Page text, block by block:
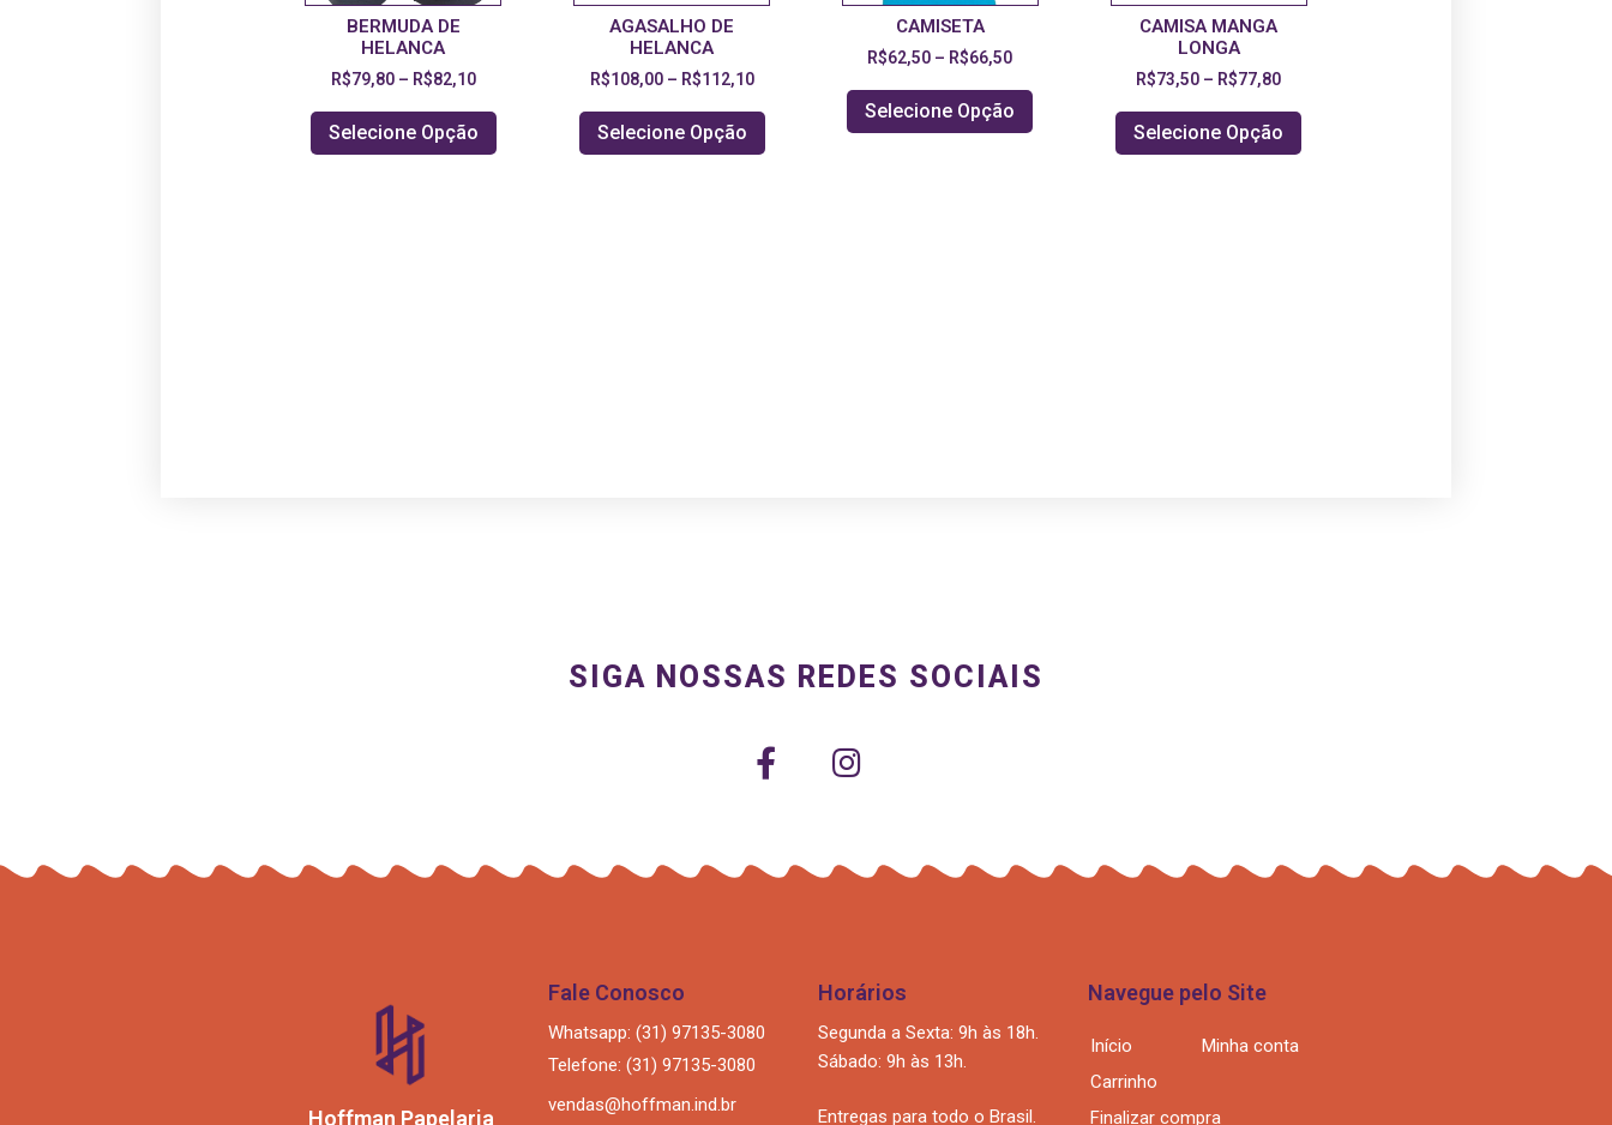
BERMUDA DE
HELANCA
R$79,80– R$82,10
Selecione Opção
AGASALHO DE
HELANCA
R$108,00– R$112,10
Selecione Opção
CAMISETA
R$62,50 – R$66,50
Selecione Opção
CAMISA MANGA
LONGA
R$73,50 – R$77,80
Selecione Opção
SIGA NOSSAS REDES SOCIAIS
Hoffman Papelaria
Fale Conosco
Whatsapp: (31) 97135-3080
Telefone: (31) 97135-3080
vendas@hoffman.ind.br
Horários
Segunda a Sexta: 9h às 18h.
Sábado: 9h às 13h.
Entregas para todo o Brasil.
Navegue pelo Site
Início
Minha conta
Carrinho
Finalizar compra